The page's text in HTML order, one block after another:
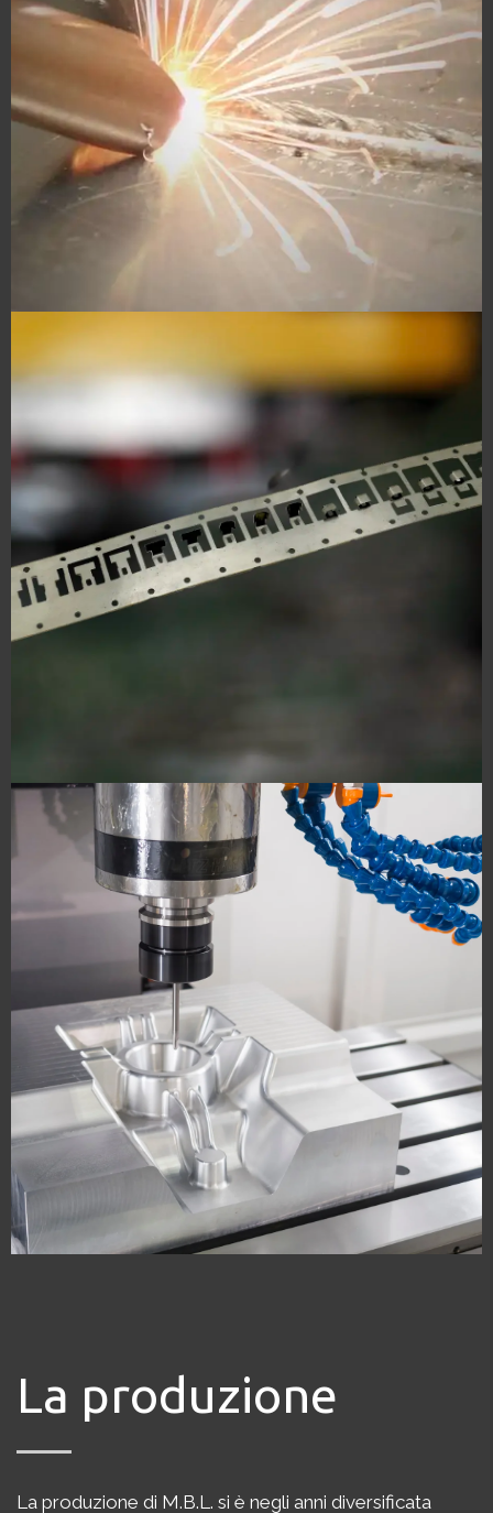
La produzione
La produzione di M.B.L. si è negli anni diversificata